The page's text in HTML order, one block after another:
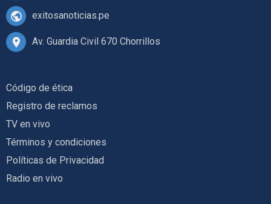
exitosanoticias.pe
Av. Guardia Civil 670 Chorrillos
Código de ética
Registro de reclamos
TV en vivo
Términos y condiciones
Políticas de Privacidad
Radio en vivo